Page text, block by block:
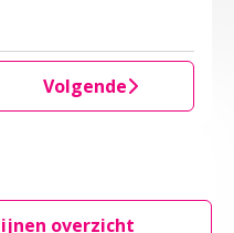
Volgende
overzicht